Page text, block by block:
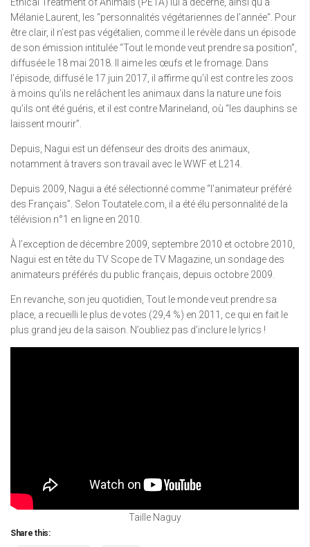
Mélanie Laurent, les “personnalités végétariennes de l’année”. Pour
être clair, il n’est pas végétalien, comme il le révèle dans un épisode
de son émission intitulée “Tout le monde veut prendre sa position”,
diffusée le 18 mai 2018. Il aime les œufs et le fromage. Dans
l’épisode, diffusé le 17 juin 2017, il affirme qu’il est contre les zoos
à moins qu’ils ne relâchent les animaux dans la nature une fois
qu’ils ont été guéris, et il est contre Marineland, où “les dauphins se
laissent mourir”.
Depuis, Nagui est un défenseur des droits des animaux,
notamment à travers son travail avec le WWF et L214.
Depuis 2009, Nagui a été sélectionné comme “l’animateur préféré
des Français”. Selon Toutatele.com, il a été élu personnalité de la
télévision n°1 en ligne en 2010.
À l’exception de décembre 2009, septembre 2010 et octobre 2010,
Nagui est en tête du TV Scope de TV Magazine, un sondage des
animateurs préférés du public français, depuis octobre 2009.
En revanche, son jeu quotidien, Tout le monde veut prendre sa
place, a recueilli le plus de votes (29,4 %) en 2011, ce qui en fait le
plus grand jeu de la saison. N’oubliez pas d’inclure le lyrics !
Taille Naguy
Share this: